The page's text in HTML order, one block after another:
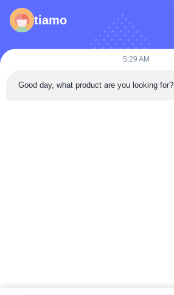
ফোন নম্বর
কোম্পানির নাম
tiamo
5:29 AM
Good day, what product are you looking for?